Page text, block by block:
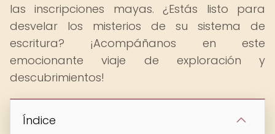
las inscripciones mayas. ¿Estás listo para
desvelar los misterios de su sistema de
escritura? ¡Acompáñanos en este
emocionante viaje de exploración y
descubrimientos!
Índice